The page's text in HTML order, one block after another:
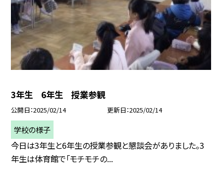
3年生 6年生 授業参観
公開日 2025/02/14 更新日 2025/02/14
学校の様子
今日は3年生と6年生の授業参観と懇談会がありました。3
年生は体育館で「モチモチの...